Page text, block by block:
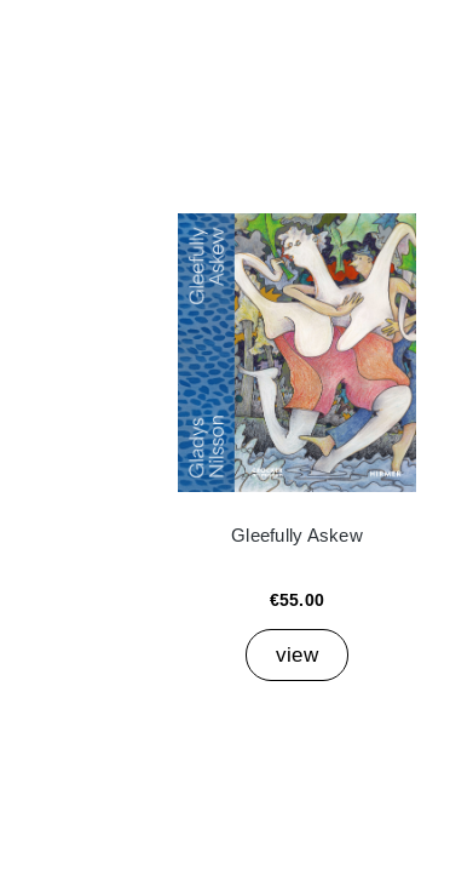
Gleefully Askew
€55.00
view